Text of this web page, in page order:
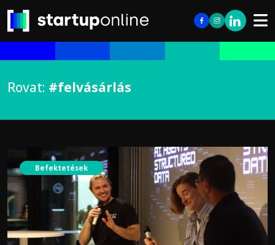
Rovat: #felvásárlás
Befektetések